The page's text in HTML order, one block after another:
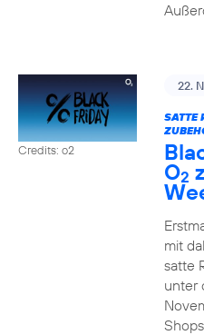
Credits: o2
22.
SATTE
O2
mit
satte
unter